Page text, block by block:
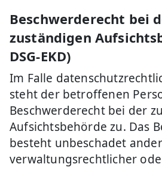
Beschwerderecht bei
zuständigen
DSG-EKD)
Im Falle
steht der betroffenen
Beschwerderecht bei der
Aufsichtsbehörde zu. Das
besteht unbeschadet
verwaltungsrechtlicher